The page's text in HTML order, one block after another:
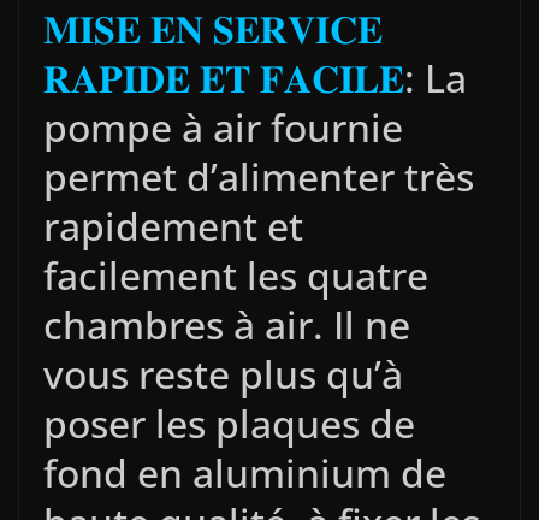
𝐌𝐈𝐒𝐄 𝐄𝐍 𝐒𝐄𝐑𝐕𝐈𝐂𝐄
𝐑𝐀𝐏𝐈𝐃𝐄 𝐄𝐓 𝐅𝐀𝐂𝐈𝐋𝐄: La
pompe à air fournie
permet d’alimenter très
rapidement et
facilement les quatre
chambres à air. Il ne
vous reste plus qu’à
poser les plaques de
fond en aluminium de